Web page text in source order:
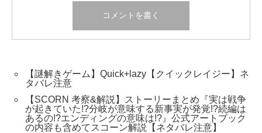
【謎解きゲーム】Quick+lazy【クイックレイジー】ネ
タバレ注意
【SCORN 考察&解説】ストーリーまとめ『実は戦争
が起きていた!?分岐が意味する新事実が発覚!?続編は
あるの!?エンディングの意味は!?』公式アートブック
の内容も含めてスコーン解説【ネタバレ注意】